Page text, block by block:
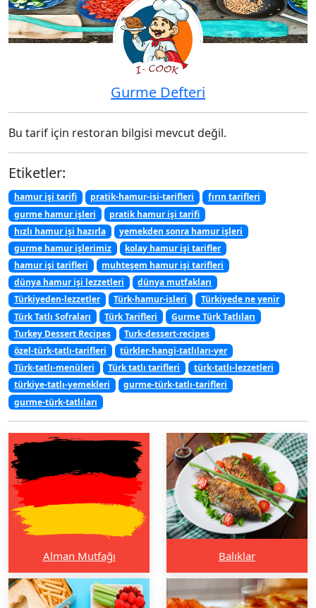
Gurme Defteri
Bu tarif için restoran bilgisi mevcut değil.
Etiketler:
hamur işi tarifi pratik-hamur-isi-tarifleri
fırın tarifleri
gurme hamur işleri
pratik hamur işi tarifi
hızlı hamur işi hazırla
yemekden sonra hamur işleri
gurme hamur işlerimiz
kolay hamur işi tarifler
hamur işi tarifleri
muhteşem hamur işi tarifleri
dünya hamur işi lezzetleri
dünya mutfakları
Türkiyeden-lezzetler
Türk-hamur-isleri
Türkiyede ne yenir
Türk Tatlı Sofraları
Türk Tarifleri
Gurme Türk Tatlıları
Turkey Dessert Recipes
Turk-dessert-recipes
özel-türk-tatlı-tarifleri
türkler-hangi-tatlıları-yer
Türk-tatlı-menüleri
Türk tatlı tarifleri
türk-tatlı-lezzetleri
türkiye-tatlı-yemekleri
gurme-türk-tatlı-tarifleri
gurme-türk-tatlıları
Alman Mutfağı Balıklar